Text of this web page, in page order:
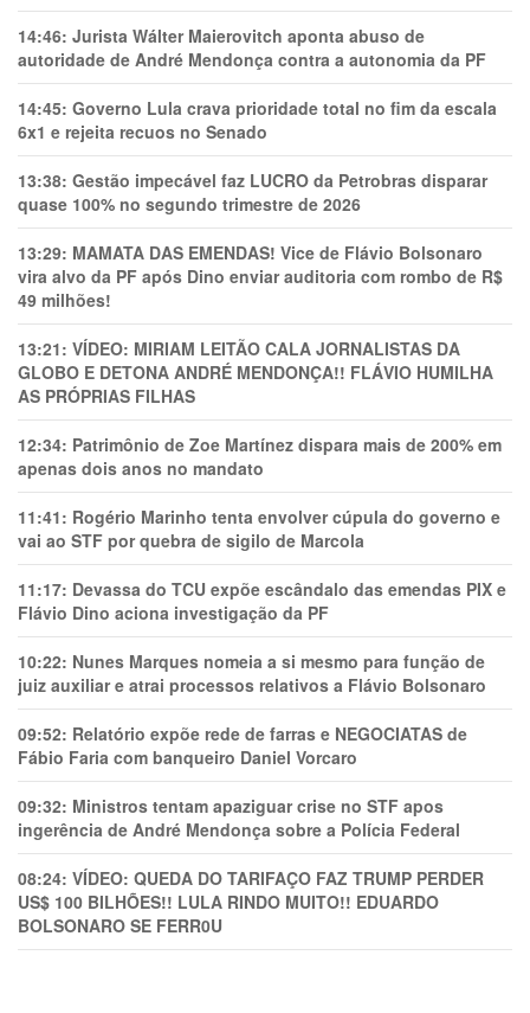
14:46: Jurista Wálter Maierovitch aponta abuso de
autoridade de André Mendonça contra a autonomia da PF
14:45: Governo Lula crava prioridade total no fim da escala
6x1 e rejeita recuos no Senado
13:38: Gestão impecável faz LUCRO da Petrobras disparar
quase 100% no segundo trimestre de 2026
13:29: MAMATA DAS EMENDAS! Vice de Flávio Bolsonaro
vira alvo da PF após Dino enviar auditoria com rombo de R$
49 milhões!
13:21: VÍDEO: MIRIAM LEITÃO CALA JORNALISTAS DA
GLOBO E DETONA ANDRÉ MENDONÇA!! FLÁVIO HUMILHA
AS PRÓPRIAS FILHAS
12:34: Patrimônio de Zoe Martínez dispara mais de 200% em
apenas dois anos no mandato
11:41: Rogério Marinho tenta envolver cúpula do governo e
vai ao STF por quebra de sigilo de Marcola
11:17: Devassa do TCU expõe escândalo das emendas PIX e
Flávio Dino aciona investigação da PF
10:22: Nunes Marques nomeia a si mesmo para função de
juiz auxiliar e atrai processos relativos a Flávio Bolsonaro
09:52: Relatório expõe rede de farras e NEGOCIATAS de
Fábio Faria com banqueiro Daniel Vorcaro
09:32: Ministros tentam apaziguar crise no STF apos
ingerência de André Mendonça sobre a Polícia Federal
08:24: VÍDEO: QUEDA DO TARIFAÇO FAZ TRUMP PERDER
US$ 100 BILHÕES!! LULA RINDO MUITO!! EDUARDO
BOLSONARO SE FERR0U